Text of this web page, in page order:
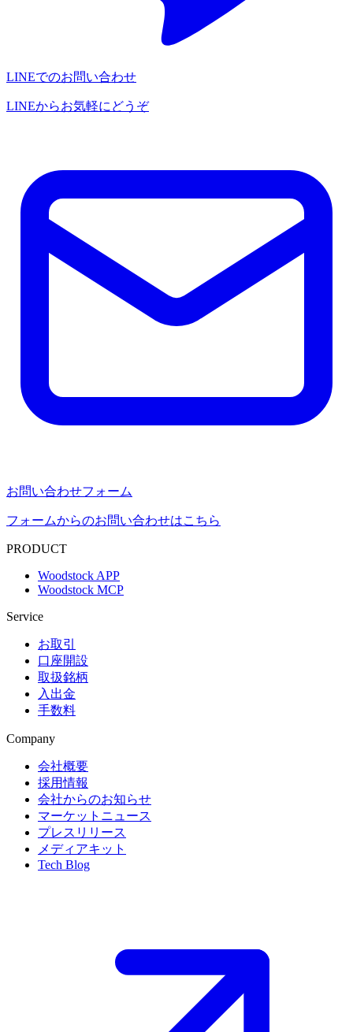
LINEでのお問い合わせ
LINEからお気軽にどうぞ
お問い合わせフォーム
フォームからのお問い合わせはこちら
PRODUCT
Woodstock APP
Woodstock MCP
Service
お取引
口座開設
取扱銘柄
入出金
手数料
Company
会社概要
採用情報
会社からのお知らせ
マーケットニュース
プレスリリース
メディアキット
Tech Blog